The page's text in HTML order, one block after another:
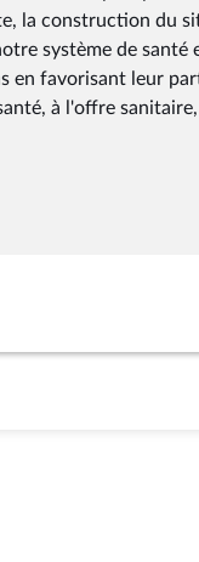
la construction du
système de
en favorisant leur
à l'offre